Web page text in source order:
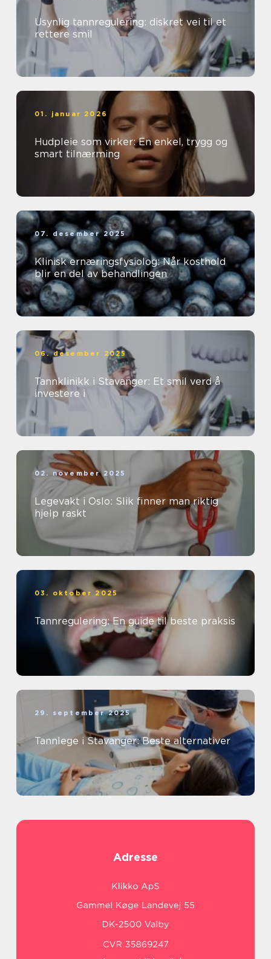
Usynlig tannregulering: diskret vei til et
rettere smil
01. januar 2026
Hudpleie som virker: En enkel, trygg og
smart tilnærming
07. desember 2025
Klinisk ernæringsfysiolog: Når kosthold
blir en del av behandlingen
06. desember 2025
Tannklinikk i Stavanger: Et smil verd å
investere i
02. november 2025
Legevakt i Oslo: Slik finner man riktig
hjelp raskt
03. oktober 2025
Tannregulering: En guide til beste praksis
29. september 2025
Tannlege i Stavanger: Beste alternativer
Adresse